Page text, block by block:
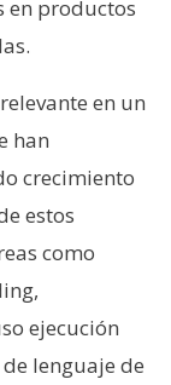
en productos
en un
han
crecimiento
estos
como
ejecución
lenguaje de